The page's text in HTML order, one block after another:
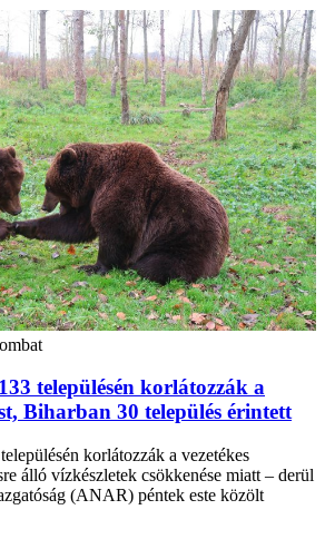
településén korlátozzák a
Biharban 30 település érintett
korlátozzák a vezetékes
álló vízkészletek csökkenése miatt – derül
(ANAR) péntek este közölt